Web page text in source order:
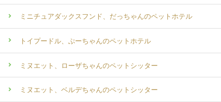
ミニチュアダックスフンド、だっちゃんのペットホテル
トイプードル、ぷーちゃんのペットホテル
ミヌエット、ローザちゃんのペットシッター
ミヌエット、ベルデちゃんのペットシッター